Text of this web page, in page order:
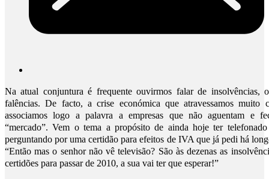
Na atual conjuntura é frequente ouvirmos falar de insolvências,
falências. De facto, a crise económica que atravessamos muito
associamos logo a palavra a empresas que não aguentam e
“mercado”. Vem o tema a propósito de ainda hoje ter
perguntando por uma certidão para efeitos de IVA que já pedi há
“Então mas o senhor não vê televisão? São às dezenas as
certidões para passar de 2010, a sua vai ter que esperar!”